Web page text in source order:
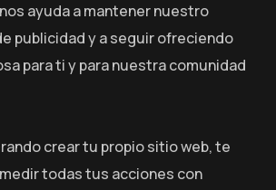
ayuda a mantener nuestro
publicidad y a seguir ofreciendo
para ti y para nuestra comunidad
crear tu propio sitio web, te
todas tus acciones con